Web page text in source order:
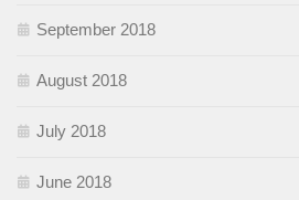
September 2018
August 2018
July 2018
June 2018